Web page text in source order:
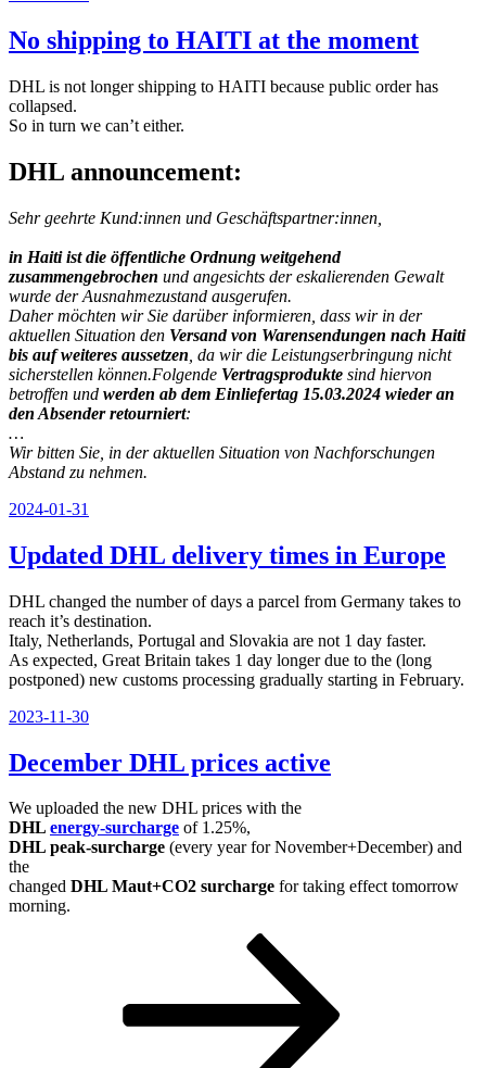
No shipping to HAITI at the moment
DHL is not longer shipping to HAITI because public order has
collapsed.
So in turn we can’t either.
DHL announcement:
Sehr geehrte Kund:innen und Geschäftspartner:innen,
in Haiti ist die öffentliche Ordnung weitgehend
zusammengebrochen und angesichts der eskalierenden Gewalt
wurde der Ausnahmezustand ausgerufen.
Daher möchten wir Sie darüber informieren, dass wir in der
aktuellen Situation den Versand von Warensendungen nach Haiti
bis auf weiteres aussetzen , da wir die Leistungserbringung nicht
sicherstellen können.Folgende Vertragsprodukte sind hiervon
betroffen und werden ab dem Einliefertag 15.03.2024 wieder an
den Absender retourniert:
…
Wir bitten Sie, in der aktuellen Situation von Nachforschungen
Abstand zu nehmen.
Veröffentlicht
2024-01-31
Updated DHL delivery times in Europe
DHL changed the number of days a parcel from Germany takes to
reach it’s destination.
Italy, Netherlands, Portugal and Slovakia are not 1 day faster.
As expected, Great Britain takes 1 day longer due to the (long
postponed) new customs processing gradually starting in February.
Veröffentlicht
2023-11-30
December DHL prices active
We uploaded the new DHL prices with the
DHL energy-surcharge of 1.25%,
DHL peak-surcharge (every year for November+December) and
the
changed DHL Maut+CO2 surcharge for taking effect tomorrow
morning.